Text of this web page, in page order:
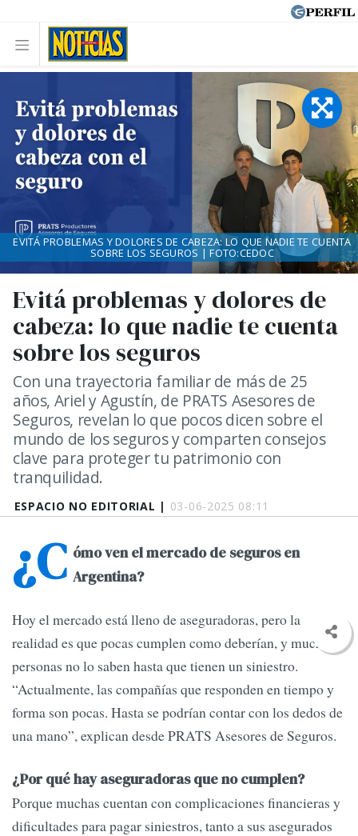
ESPACIO NO EDITORIAL | 03-06-2025 08:11
Evitá problemas y dolores de
cabeza: lo que nadie te cuenta
sobre los seguros
Con una trayectoria familiar de más de 25
años, Ariel y Agustín, de PRATS Asesores de
Seguros, revelan lo que pocos dicen sobre el
mundo de los seguros y comparten consejos
clave para proteger tu patrimonio con
tranquilidad.
EVITÁ PROBLEMAS Y DOLORES DE CABEZA: LO QUE NADIE TE CUENTA
SOBRE LOS SEGUROS | FOTO:CEDOC
¿C ómo ven el mercado de seguros en
Argentina?
Hoy el mercado está lleno de aseguradoras, pero la
realidad es que pocas cumplen como deberían, y muchas
personas no lo saben hasta que tienen un siniestro.
“Actualmente, las compañías que responden en tiempo y
forma son pocas. Hasta se podrían contar con los dedos de
una mano”, explican desde PRATS Asesores de Seguros.
¿Por qué hay aseguradoras que no cumplen?
Porque muchas cuentan con complicaciones financieras y
dificultades para pagar siniestros, tanto a sus asegurados